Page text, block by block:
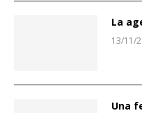
La
13/11/
Una